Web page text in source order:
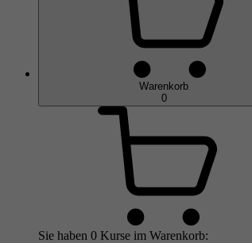
Warenkorb
0
Sie haben 0 Kurse im Warenkorb: